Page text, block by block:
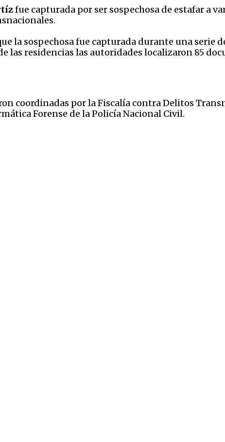
fue capturada por ser sospechosa de estafar a
la sospechosa fue capturada durante una serie
las residencias las autoridades localizaron 85
coordinadas por la Fiscalía contra Delitos
Forense de la Policía Nacional Civil.